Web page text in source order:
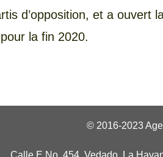
d’opposition, et a ouvert
la fin 2020.
© 2016-2023
Calle E No. 454, Vedado, La